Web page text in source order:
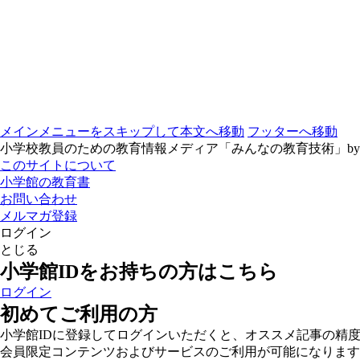
メインメニューをスキップして本文へ移動 フッターへ移動
小学校教員のための教育情報メディア「みんなの教育技術」
このサイトについて
小学館の教育書
お問い合わせ
メルマガ登録
ログイン
とじる
小学館IDをお持ちの方はこちら
ログイン
初めてご利用の方
小学館IDに登録してログインいただくと、オススメ記事の精
会員限定コンテンツおよびサービスのご利用が可能になりま